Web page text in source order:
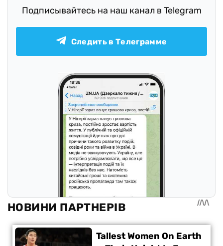
Подписывайтесь на наш канал в Telegram
Следить в Телеграмме